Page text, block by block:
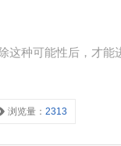
种可能性后，才能
浏览量：2313